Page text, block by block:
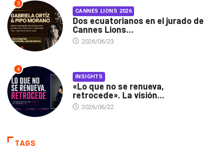
3
CANNES LIONS 2026
Dos ecuatorianos en el jurado de
Cannes Lions...
2026/06/23
4
INSIGHTS
«Lo que no se renueva,
retrocede». La visión...
2026/06/22
TAGS